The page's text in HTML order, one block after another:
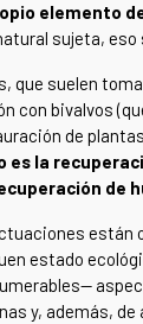
elemento
sujeta,
que suelen
con bivalvos
de
es la
de
están
estado
y, además,